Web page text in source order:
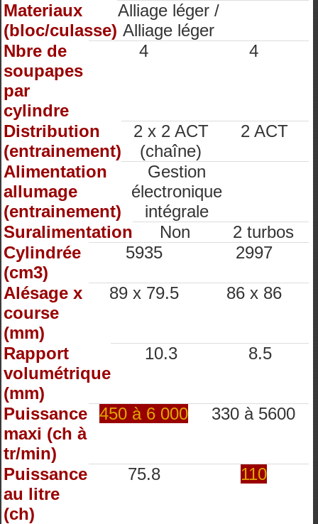
Materiaux
(bloc/culasse)
Alliage léger /
Alliage léger
Nbre de
soupapes
par
cylindre
4 4
Distribution
(entrainement)
2 x 2 ACT
(chaîne)
2 ACT
Alimentation
allumage
(entrainement)
Gestion
électronique
intégrale
Suralimentation
Non
2 turbos
Cylindrée
(cm3)
5935 2997
Alésage x
course
(mm)
89 x 79.5 86 x 86
Rapport
volumétrique
(mm)
10.3 8.5
Puissance
maxi (ch à
tr/min)
450 à 6 000 330 à 5600
Puissance
au litre
(ch)
75.8 110